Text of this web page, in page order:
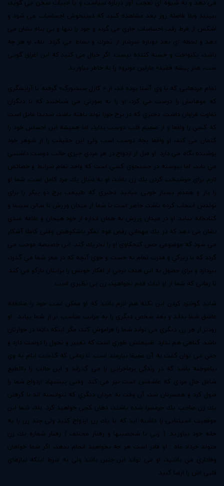
مي دهد و به شيوه اي تعجب آور درباره سياست و يا ادبيات سخن مي گويد،
ببينيد وبلا فاصله روز بعد مشاهده كنيد كه دستخوش احساسات مي شود و
اشكش از فرط رقت احساسات جاري مي گردد و خود را تنها و بي پناه نشان مي
دهد و لحظه اي بعد دوباره سرشار از تحرك و نشاط مي گردد. بله، او هر چه
باشد، يكنواخت و خسته كننده نيست. اگر خيال مي كنيد كه اين اغراق گويي
ست، هنر پيشه فقيد« مارلين مونرو» را به خاطر بياوريد.
تمام مردهايي كه با وي آشنا بوده اند، از « كارل سندبورگ» گرفته تا آرايشگري
كه موهايش را درست مي كرد، او را به صورتي مي شناختند كه با ديگران
تفاوت فراوان داشت. دختري كه در برج جوزا تولد يافته باشد، شديدا مايل است
كه كسي را واقعا و از صميم قلب دوست بدارد، اما هميشه اين احساس خود را
كتمان مي كند، او واقعا بچه دوست است ولي اين حقيقت را از شوهر خود
پوشيده نگاه مي دارد. او قبل از ازدواج در هر مردي چيزي جالب دوست داشتني
مي يابد، اما پيوسته در جستجوي كسي است كه واجد تمام شرايط و خصائص
لازم براي خوشبخت كردن يك زن باشد، او به دنبال يك مرد كامل است. شما او
را يار و همدم بسيار خوبي ميابيد. دختري كه طبيعت برج دو پيكر را براي
تولدش انتخاب كرده باشد، حاضر است با شما از ميدان ورزش تا سالن سينما و
كتابخانه بيايد. او در ميدان ورزش به همان اندازه از خود هيجان و علاقه مندي
نشان مي دهد كه در يك مهماني رقص قوه تفكر باشكوهش وقتي كاملا آشكار
مي شود كه موضوعي حس كنجكاوي او را تحريك كند. اين خصيصه موجب مي
گردد كه با زيركي و قدرت تمام به جست و جوي آنچه كه در مغز شما مي گذرد،
بپردازد و براي حصول به اين هدف برخي از افكار خويش را برايتان بازگو مي كند.
تا زماني كه شما از او ثبات قدم نخواهيد، زن بي نظيري است.
شايد گوشزد كردن اين نكته هم لازم باشد كه او ممكن است خود را صادقانه
عاشق شما بداند و بعد شخص ديگري را به مراتب مناسب تر از شما بيايد . او
زودتر از هر زن ديگري مي تواند شما را فراموش كند، مگر اينكه دائما در جوارتان
باشد. گناهي هم ندارد. طبيعتش طوري است كه تغيير و تحول را دوست دارد و
حتي مي توان گفت به آن عميقا نيازمند است. تا زماني كه گذشت ايام به وي
نياموخته باشد كه در زندگي پرماجرايي را مي گذراند و اين حالت را باالطبع
شامل حال مردي كه عاشقش است نيز مي كند. وقتي پيشنهاد ازدواج شما را
قبول كرد و همسرتان شد، آن وقت به مردان ديگري كه نتوانسته اند با گرفتن
يك زن صاحب يك حرمسرا شده باشند، دهان كجي خواهيد كرد. بله، شما اين
موقعيت استثنايي را داشته ايد كه با يك زن ازدواج كنيد ولي چند زن را به
خانه خود بياوريد. ( زني با شخصيتها و رفتار مختلف ) رفتار شماره يك زن
متولد خرداد ماه : او قادر است هر چه بخواهيد انجام بدهد، اگر شما خواهان
وفاداري مي باشيد، او مي تواند اين چنين باشد ولي به شرط اينكه نيازهاي
قلبي اش را ارضا كنيد.